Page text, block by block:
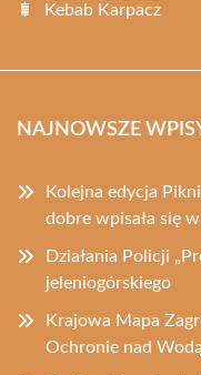
Kebab Karpacz
NAJNOWSZE
Kolejna edycja
dobre wpisała się
Działania Policji
jeleniogórskiego
Krajowa Mapa
Ochronie nad Wodą